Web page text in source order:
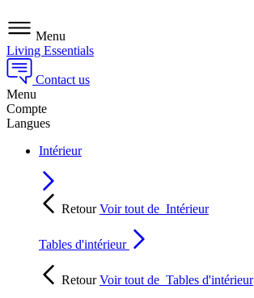
Menu
Living Essentials
Contact us
Menu
Compte
Langues
Intérieur
RetourVoir tout de Intérieur
Tables d'intérieur
RetourVoir tout de Tables d'intérieur